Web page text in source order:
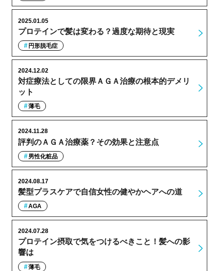
プロテインで髪は変わる？過度な期待と現実
2025.01.05
円形脱毛症
対症療法としての限界ＡＧＡ治療の根本的デメリ
ット
2024.12.02
薄毛
評判のＡＧＡ治療薬？その効果と注意点
2024.11.28
男性化粧品
髪型プラスケアで自信女性の健やかヘアへの道
2024.08.17
AGA
プロテイン摂取で気をつけるべきこと！髪への影
響は
2024.07.28
薄毛